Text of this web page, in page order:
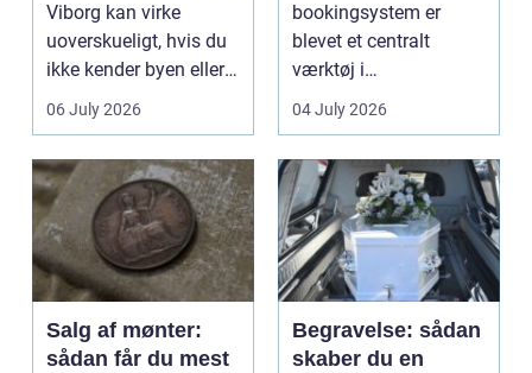
Viborg kan virke
uoverskueligt, hvis du
ikke kender byen eller
det lokale...
06 July 2026
bookingsystem er
blevet et centralt
værktøj i
sundhedssektoren.
beh...
04 July 2026
Salg af mønter:
sådan får du mest
Begravelse: sådan
skaber du en